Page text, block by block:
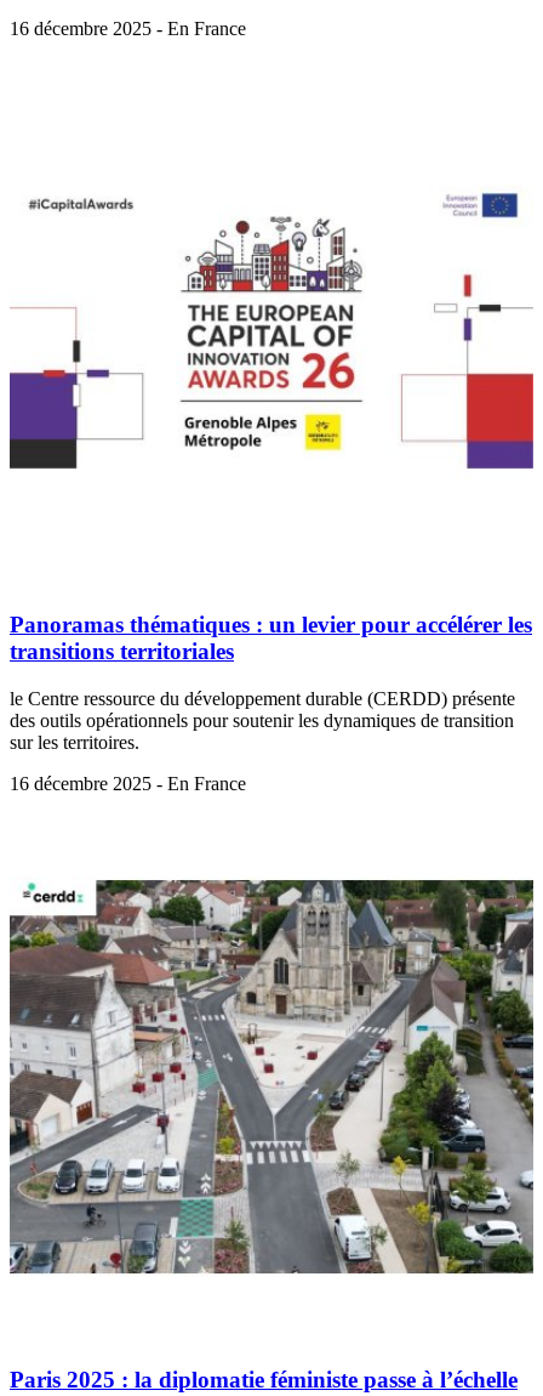
16 décembre 2025 - En France
Panoramas thématiques : un levier pour accélérer les
transitions territoriales
le Centre ressource du développement durable (CERDD) présente
des outils opérationnels pour soutenir les dynamiques de transition
sur les territoires.
16 décembre 2025 - En France
Paris 2025 : la diplomatie féministe passe à l’échelle